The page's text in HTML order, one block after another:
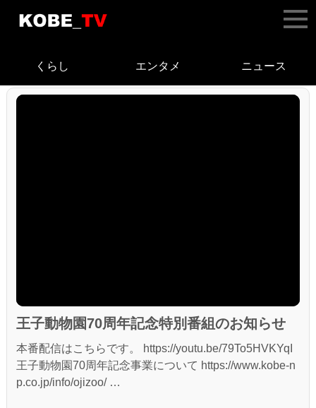
くらし エンタメ ニュース
王子動物園70周年記念特別番組のお知らせ
本番配信はこちらです。 https://youtu.be/79To5HVKYqI
王子動物園70周年記念事業について https://www.kobe-n
p.co.jp/info/ojizoo/ …